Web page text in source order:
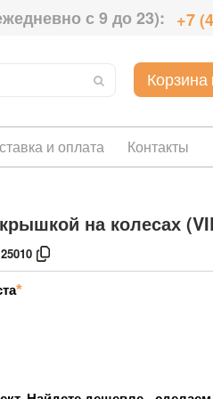
с 9 до 23): +7
Корзина
и оплата Контакты
на колесах
25010